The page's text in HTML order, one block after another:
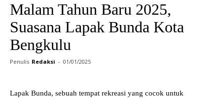
Malam Tahun Baru 2025,
Suasana Lapak Bunda Kota
Bengkulu
Penulis Redaksi - 01/01/2025
Lapak Bunda, sebuah tempat rekreasi yang cocok untuk